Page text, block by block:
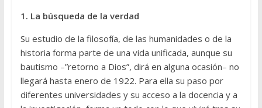
1. La búsqueda de la verdad
Su estudio de la filosofía, de las humanidades o de la
historia forma parte de una vida unificada, aunque su
bautismo –”retorno a Dios”, dirá en alguna ocasión– no
llegará hasta enero de 1922. Para ella su paso por
diferentes universidades y su acceso a la docencia y a